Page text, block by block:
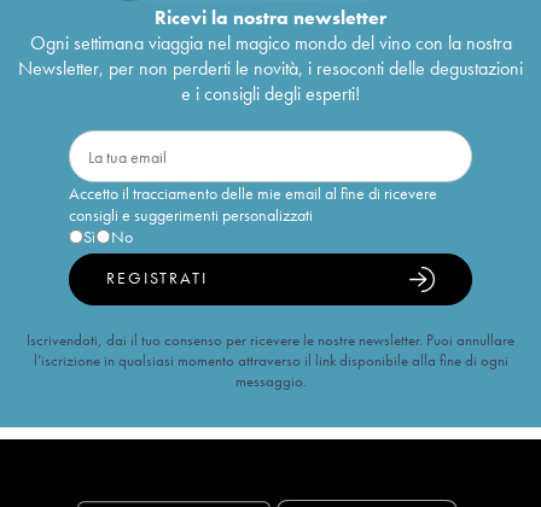
Ricevi la nostra newsletter
Ogni settimana viaggia nel magico mondo del vino con la nostra
Newsletter, per non perderti le novità, i resoconti delle degustazioni
e i consigli degli esperti!
Accetto il tracciamento delle mie email al fine di ricevere
consigli e suggerimenti personalizzati
Sì
No
REGISTRATI
Iscrivendoti, dai il tuo consenso per ricevere le nostre newsletter. Puoi annullare
l’iscrizione in qualsiasi momento attraverso il link disponibile alla fine di ogni
messaggio.